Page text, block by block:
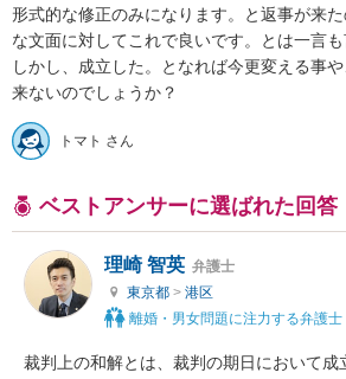
形式的な修正のみになります。と返事が来
な文面に対してこれで良いです。とは一言も
しかし、成立した。となれば今更変える事
来ないのでしょうか？
トマト さん
ベストアンサーに選ばれた回答
理崎 智英 弁護士
東京都 > 港区
離婚・男女問題に注力する弁護士
裁判上の和解とは、裁判の期日において成